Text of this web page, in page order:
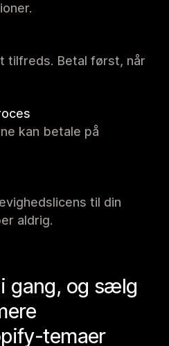
tilfreds. Betal først, når
kan betale på
til din
aldrig.
gang, og sælg
temaer